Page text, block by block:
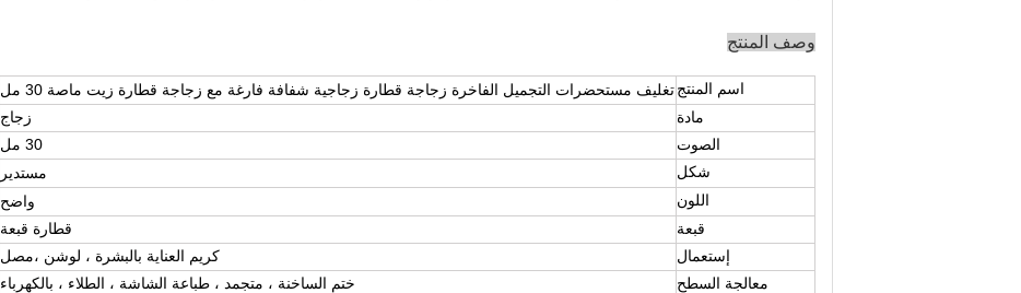
وصف المنتج
اسم المنتجتغليف مستحضرات التجميل الفاخرة زجاجة قطارة زجاجية شفافة فارغة مع زجاجة قطارة زيت ماصة 30 مل
مادة
زجاج
الصوت
30 مل
شكل
مستدير
اللون
واضح
قبعة
قطارة قبعة
إستعمال
كريم العناية بالبشرة ، لوشن ،مصل
معالجة السطح
ختم الساخنة ، متجمد ، طباعة الشاشة ، الطلاء ، بالكهرباء